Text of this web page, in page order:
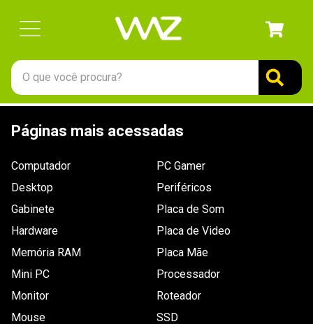
O que você procura?
Páginas mais acessadas
Computador
Desktop
Gabinete
Hardware
Memória RAM
Mini PC
Monitor
Mouse
PC Gamer
Periféricos
Placa de Som
Placa de Video
Placa Mãe
Processador
Roteador
SSD
1º
gabinete
teclado
ssd
openbox
mouse
jonsbo
fractal